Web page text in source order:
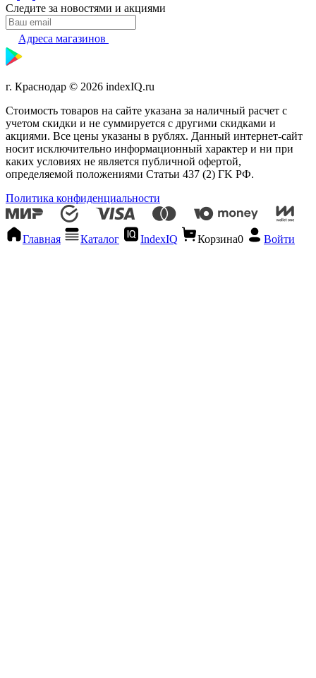
Следите за новостями и акциями
Адреса магазинов
г. Краснодар © 2026 indexIQ.ru
Стоимость товаров на сайте указана за наличный расчет с
учетом скидки и не суммируется с другими скидками и
акциями. Все цены указаны в рублях. Данный интернет-сайт
носит исключительно информационный характер и ни при
каких условиях не является публичной офертой,
определяемой положениями Статьи 437 (2) ГK РФ.
Политика конфиденциальности
Главная Каталог IndexIQ Корзина0 Войти